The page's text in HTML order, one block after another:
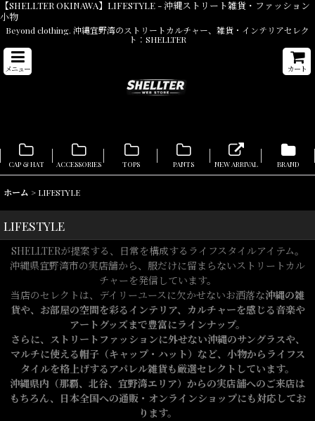
【SHELLTER OKINAWA】LIFESTYLE - 沖縄ストリート雑貨・ファッション
小物
Beyond clothing. 沖縄宜野湾のストリートカルチャー、雑貨・インテリアセレク
ト：SHELLTER
メニュー カート
CAP & HAT ACCESSORIES TOPS PANTS NEW ARRIVAL BRAND
ホーム > LIFESTYLE
LIFESTYLE
SHELLTERが提案する、日常を構成するライフスタイルアイテム。
沖縄県宜野湾市の実店舗から、服だけに留まらないストリートカル
チャーを発信しています。
当店のセレクトは、デイリーユースに欠かせないお洒落な沖縄の雑
貨や、お部屋の空間を彩るインテリア、カルチャーを感じる音楽や
アートグッズまで豊富にラインナップ。
さらに、ストリートファッションに外せない沖縄のサングラスや、
マルチに使える帽子（キャップ・ハット）など、小物からライフス
タイルを格上げするアパレル雑貨も厳選セレクトしています。
沖縄県内（那覇、北谷、宜野湾エリア）からの実店舗へのご来店は
もちろん、日本全国への通販・オンラインショップにも対応してお
ります。